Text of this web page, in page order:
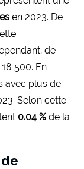
en 2023. De
de
500. En
avec plus de
Selon cette
0.04 % de la